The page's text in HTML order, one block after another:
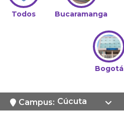
Todos Bucaramanga
Bogotá
Campus: Cúcuta